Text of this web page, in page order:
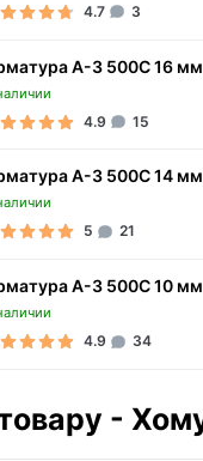
4.7 3
А-3 500С 16 мм
4.9 15
А-3 500С 14 мм
5 21
А-3 500С 10 мм
4.9 34
-